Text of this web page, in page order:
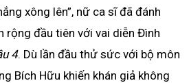
xông lên”, nữ ca sĩ đã đánh
rộng đầu tiên với vai diễn Đình
4. Dù lần đầu thử sức với bộ môn
Bích Hữu khiến khán giả không